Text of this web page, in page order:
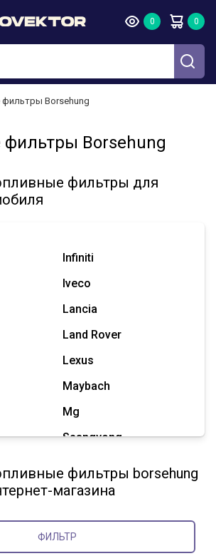
Borsehung
Borsehung
фильтры для
Infiniti
Iveco
Lancia
Land Rover
Lexus
Maybach
Mg
Ssangyong
Tesla
фильтры borsehung
магазина
ФИЛЬТР